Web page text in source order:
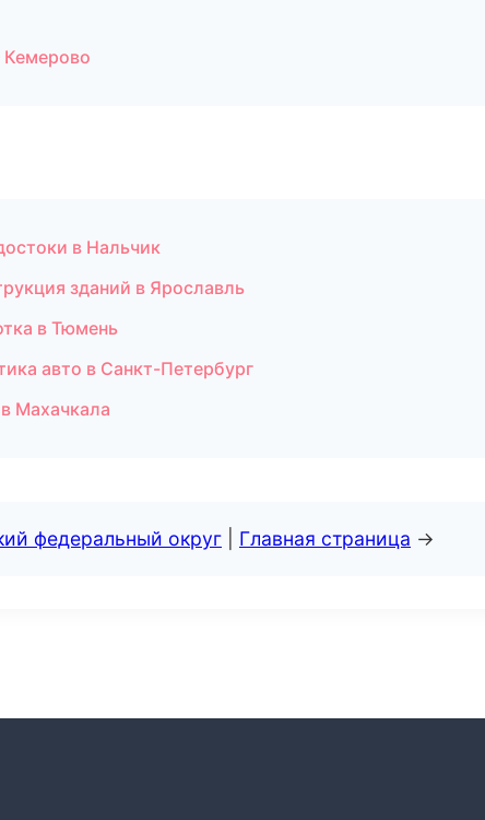
в Нальчик
зданий в Ярославль
в Тюмень
авто в Санкт-Петербург
Махачкала
федеральный округ Главная страница →